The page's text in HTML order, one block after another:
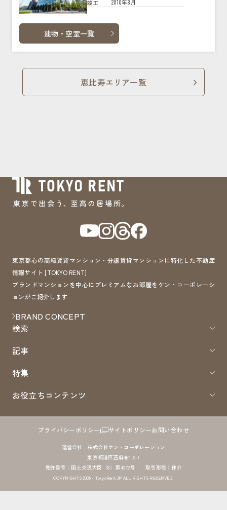
竣工
2010年8月
建物・空室一覧
恵比寿エリア一覧
東京都心の高級賃貸マンション・分譲賃貸マンションに特化した不動産
情報サイト [TOKYO RENT]
ブランドマンションを中心にプレミアムなお部屋をケン・コーポレーシ
ョンがご紹介します
BRAND CONCEPT
検索
記事
特集
お役立ちコンテンツ
プライバシーポリシー サイトポリシーお問い合わせ
運営会社 株式会社ケン・コーポレーション
東京都港区西麻布1-2-7
免許番号：国土交通大臣（8）第4372号 取引形態：仲介
COPYRIGHTS 2005 - TokyoRent.JP ALL RIGHTS RESERVED.